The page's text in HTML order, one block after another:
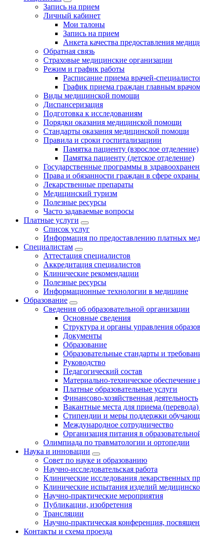
Запись на прием
Личный кабинет
Мои талоны
Запись на прием
Анкета качества предоставления
Обратная связь
Страховые медицинские организации
Режим и график работы
Расписание приема врачей-
График приема граждан главным
Виды медицинской помощи
Диспансеризация
Подготовка к исследованиям
Порядки оказания медицинской помощи
Стандарты оказания медицинской помощи
Правила и сроки госпитализациии
Памятка пациенту (взрослое отделение)
Памятка пациенту (детское отделение)
Государственные программы в
Права и обязанности граждан в сфере охраны
Лекарственные препараты
Медицинский туризм
Полезные ресурсы
Часто задаваемые вопросы
Платные услуги
Список услуг
Информация по предоставлению платных
Специалистам
Аттестация специалистов
Аккредитация специалистов
Клинические рекомендации
Полезные ресурсы
Информационные технологии в медицине
Образование
Сведения об образовательной организации
Основные сведения
Структура и органы управления
Документы
Образование
Образовательные стандарты и
Руководство
Педагогический состав
Материально-техническое обеспечение
Платные образовательные услуги
Финансово-хозяйственная деятельность
Вакантные места для приема
Стипендии и меры поддержки
Международное сотрудничество
Организация питания в
Олимпиада по травматологии и ортопедии
Наука и инновации
Совет по науке и образованию
Научно-исследовательская работа
Клинические исследования лекарственных
Клинические испытания изделий
Научно-практические мероприятия
Публикации, изобретения
Трансляции
Научно-практическая конференция,
Контакты и схема проезда